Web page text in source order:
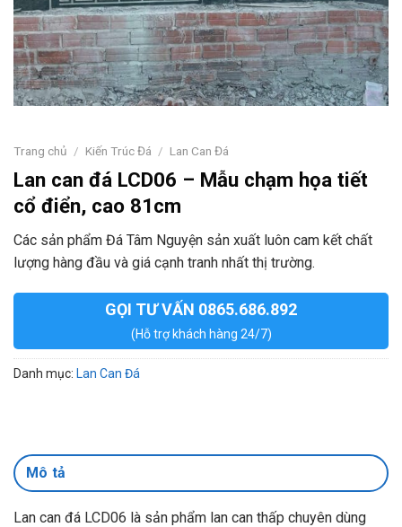
Trang chủ / Kiến Trúc Đá / Lan Can Đá
Lan can đá LCD06 – Mẫu chạm họa tiết
cổ điển, cao 81cm
Các sản phẩm Đá Tâm Nguyện sản xuất luôn cam kết chất
lượng hàng đầu và giá cạnh tranh nhất thị trường.
GỌI TƯ VẤN 0865.686.892
(Hỗ trợ khách hàng 24/7)
Danh mục: Lan Can Đá
Mô tả
Lan can đá LCD06 là sản phẩm lan can thấp chuyên dùng